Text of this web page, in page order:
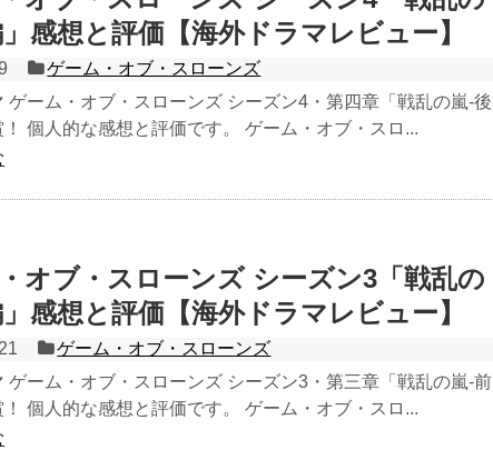
感想と評価【海外ドラマレビュー】
ゲーム・オブ・スローンズ
ゲーム・オブ・スローンズ シーズン4・第四章「戦乱の嵐-後
個人的な感想と評価です。 ゲーム・オブ・スロ...
オブ・スローンズ シーズン3「戦乱の
感想と評価【海外ドラマレビュー】
ゲーム・オブ・スローンズ
ゲーム・オブ・スローンズ シーズン3・第三章「戦乱の嵐-前
個人的な感想と評価です。 ゲーム・オブ・スロ...